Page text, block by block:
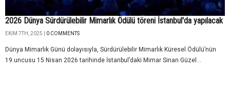
2026 Dünya Sürdürülebilir Mimarlık Ödülü töreni İstanbul'da yapılacak
EKIM 7TH, 2025 | 0 COMMENTS
Dünya Mimarlık Günü dolayısıyla, Sürdürülebilir Mimarlık Küresel Ödülü’nün
19.uncusu 15 Nisan 2026 tarihinde İstanbul’daki Mimar Sinan Güzel...